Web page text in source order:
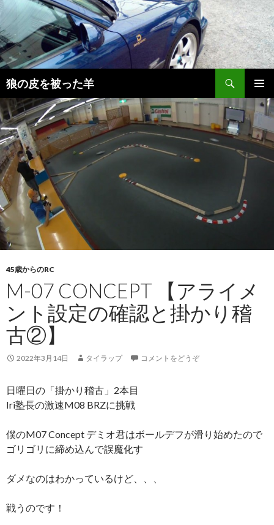
狼の皮を被った羊
検
索
メインメ
ニュー
ン
テ
ン
ツ
へ
移
動
45歳からのRC
M-07 CONCEPT 【アライメ
ント設定の確認と掛かり稽
古②】
2022年3月14日 タイラップ コメントをどうぞ
日曜日の「掛かり稽古」2本目
Iri塾長の激速M08 BRZに挑戦
僕のM07 Concept デミオ君はボールデフが滑り始めたので
ゴリゴリに締め込んで誤魔化す
ダメなのはわかっているけど、、、
戦うのです！